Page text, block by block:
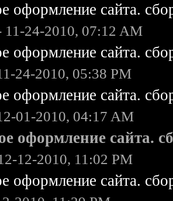
оформление сайта.
11-24-2010, 07:12 AM
оформление сайта.
24-2010, 05:38 PM
оформление сайта.
01-2010, 04:17 AM
оформление сайта.
12-2010, 11:02 PM
оформление сайта.